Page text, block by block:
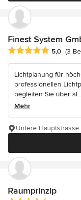
Finest System
Durchschnittliche
5,0 (3
Lichtplanung für
professionellen
begleiten Sie über al...
Mehr
Untere
Raumprinzip